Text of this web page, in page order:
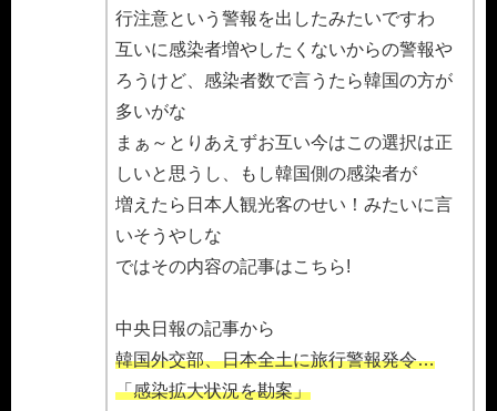
行注意という警報を出したみたいですわ
互いに感染者増やしたくないからの警報や
ろうけど、感染者数で言うたら韓国の方が
多いがな
まぁ～とりあえずお互い今はこの選択は正
しいと思うし、もし韓国側の感染者が
増えたら日本人観光客のせい！みたいに言
いそうやしな
ではその内容の記事はこちら!
中央日報の記事から
韓国外交部、日本全土に旅行警報発令…
「感染拡大状況を勘案」